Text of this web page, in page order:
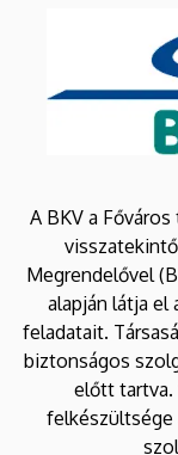
A BKV a
Megrendelővel
alapján látja
feladatait.
biztonságos
előtt tartva.
felkészültsége